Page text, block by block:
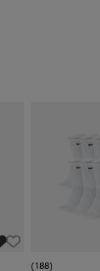
(188)